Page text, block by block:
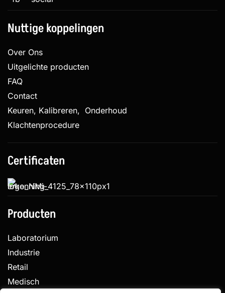
Nuttige koppelingen
Over Ons
Uitgelichte producten
FAQ
Contact
Keuren, Kalibreren, Onderhoud
Klachtenprocedure
Certificaten
Producten
Laboratorium
Industrie
Retail
Medisch